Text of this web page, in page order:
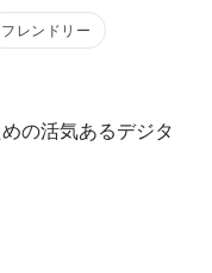
フレンドリー
の活気あるデジタ